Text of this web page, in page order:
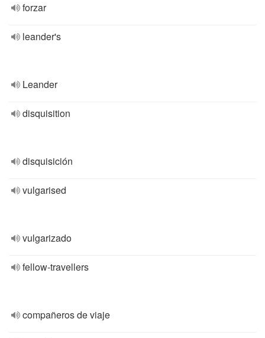
forzar
leander's
Leander
disquisition
disquisición
vulgarised
vulgarizado
fellow-travellers
compañeros de viaje